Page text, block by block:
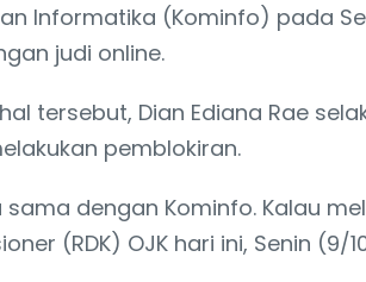
Informatika (Kominfo) pada
judi online.
tersebut, Dian Ediana Rae
pemblokiran.
sama dengan Kominfo. Kalau
(RDK) OJK hari ini, Senin (9/